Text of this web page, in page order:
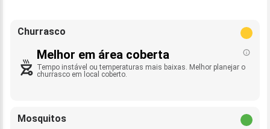
Churrasco
Melhor em área coberta
Tempo instável ou temperaturas mais baixas. Melhor planejar o
churrasco em local coberto.
Mosquitos